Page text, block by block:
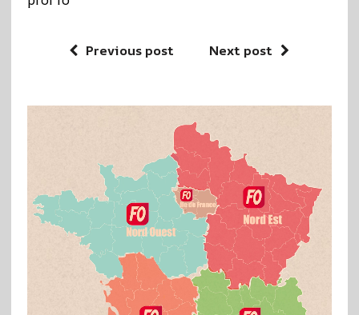
Previous post Next post